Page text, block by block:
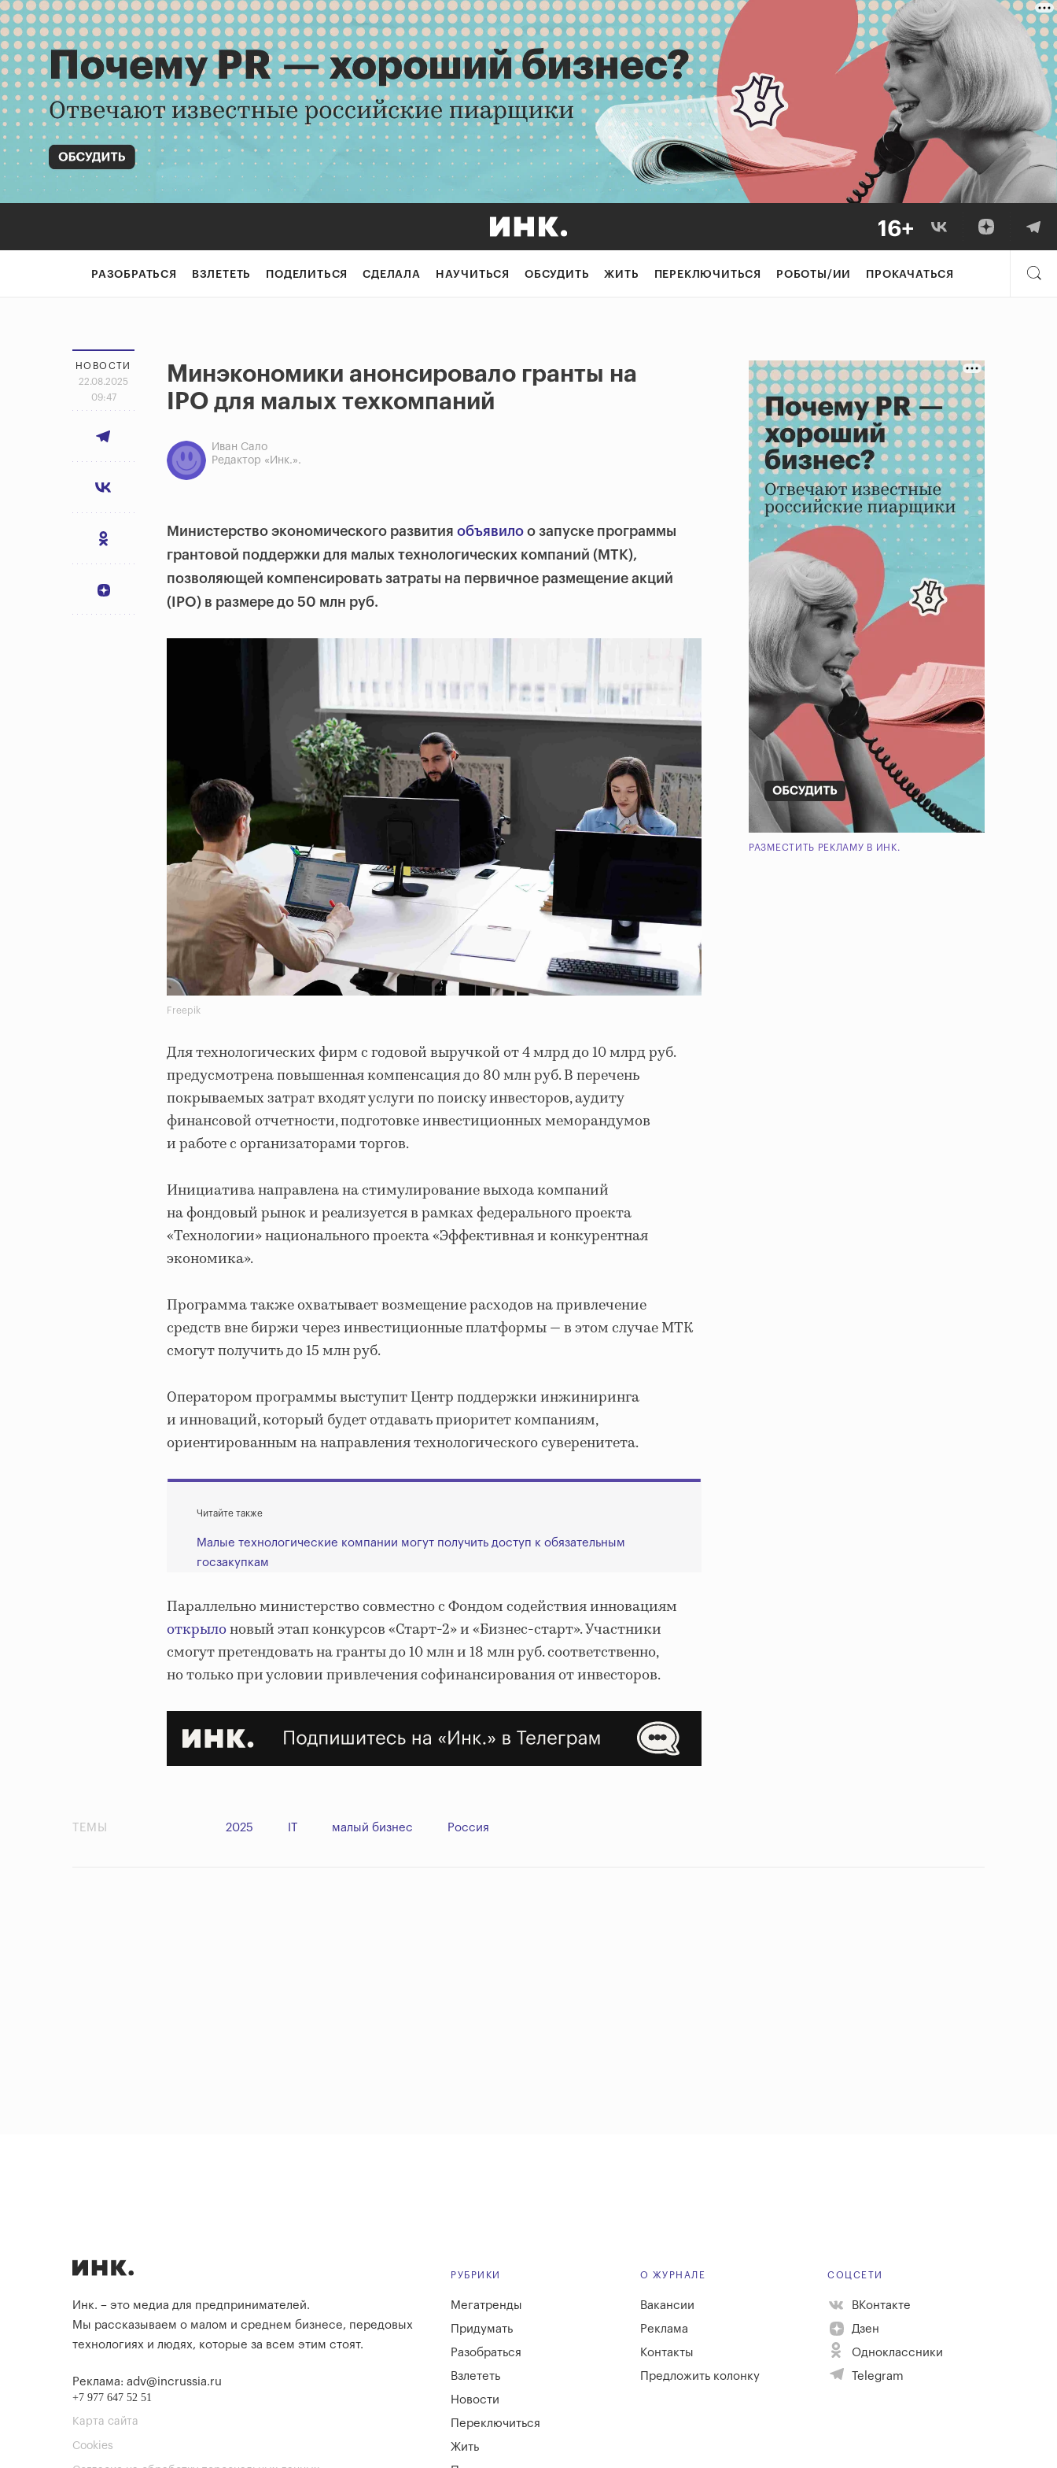
РАЗОБРАТЬСЯ ВЗЛЕТЕТЬ ПОДЕЛИТЬСЯ СДЕЛАЛА НАУЧИТЬСЯ ОБСУДИТЬ ЖИТЬ ПЕРЕКЛЮЧИТЬСЯ РОБОТЫ/ИИ ПРОКАЧАТЬСЯ
НОВОСТИ
22.08.2025
09:47
Минэкономики анонсировало гранты на
IPO для малых техкомпаний
Иван Сало
Редактор «Инк.».
Министерство экономического развития объявило о запуске программы
грантовой поддержки для малых технологических компаний (МТК),
позволяющей компенсировать затраты на первичное размещение акций
(IPO) в размере до 50 млн руб.
Freepik
Для технологических фирм с годовой выручкой от 4 млрд до 10 млрд руб.
предусмотрена повышенная компенсация до 80 млн руб. В перечень
покрываемых затрат входят услуги по поиску инвесторов, аудиту
финансовой отчетности, подготовке инвестиционных меморандумов
и работе с организаторами торгов.
Инициатива направлена на стимулирование выхода компаний
на фондовый рынок и реализуется в рамках федерального проекта
«Технологии» национального проекта «Эффективная и конкурентная
экономика».
Программа также охватывает возмещение расходов на привлечение
средств вне биржи через инвестиционные платформы — в этом случае МТК
смогут получить до 15 млн руб.
Оператором программы выступит Центр поддержки инжиниринга
и инноваций, который будет отдавать приоритет компаниям,
ориентированным на направления технологического суверенитета.
Читайте также
Малые технологические компании могут получить доступ к обязательным
госзакупкам
Параллельно министерство совместно с Фондом содействия инновациям
открылоновый этап конкурсов «Старт-2» и «Бизнес-старт». Участники
смогут претендовать на гранты до 10 млн и 18 млн руб. соответственно,
но только при условии привлечения софинансирования от инвесторов.
РАЗМЕСТИТЬ РЕКЛАМУ В ИНК.
ТЕМЫ 2025 IT малый бизнес Россия
Инк. – это медиа для предпринимателей.
Мы рассказываем о малом и среднем бизнесе, передовых
технологиях и людях, которые за всем этим стоят.
Реклама: adv@incrussia.ru
+7 977 647 52 51
Карта сайта
Cookies
РУБРИКИ
Мегатренды
Придумать
Разобраться
Взлететь
Новости
Переключиться
Жить
О ЖУРНАЛЕ
Вакансии
Реклама
Контакты
Предложить колонку
СОЦСЕТИ
ВКонтакте
Дзен
Одноклассники
Telegram